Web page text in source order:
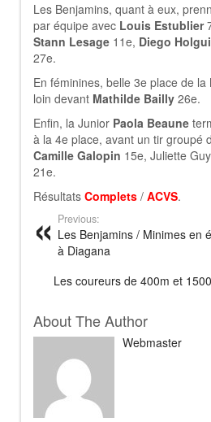
Les Benjamins, quant à eux,
par équipe avec Louis Estublier
Stann Lesage 11e, Diego
27e.
En féminines, belle 3e place de la
loin devant Mathilde Bailly 26e.
Enfin, la Junior Paola Beaune
à la 4e place, avant un tir groupé
Camille Galopin 15e, Juliette
21e.
Résultats Complets / ACVS.
Previous:
Les Benjamins / Minimes en
à Diagana
Les coureurs de 400m et
About The Author
Webmaster